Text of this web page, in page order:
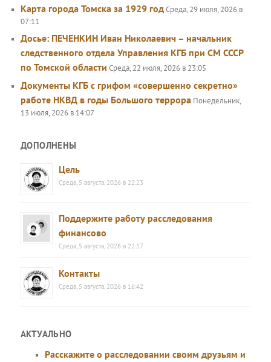
Карта города Томска за 1929 годСреда, 29 июля, 2026 в
07:11
Досье: ПЕЧЕНКИН Иван Николаевич – начальник
следственного отдела Управления КГБ при СМ СССР
по Томской области Среда, 22 июля, 2026 в 23:05
Документы КГБ с грифом «совершенно секретно»
работе НКВД в годы Большого террора Понедельник,
13 июля, 2026 в 14:07
ДОПОЛНЕНЫ
Цель
Среда, 5 августа, 2026 в 22:23
Поддержите работу расследования
финансово
Среда, 5 августа, 2026 в 22:17
Контакты
Среда, 5 августа, 2026 в 16:42
АКТУАЛЬНО
Расскажите о расследовании своим друзьям и